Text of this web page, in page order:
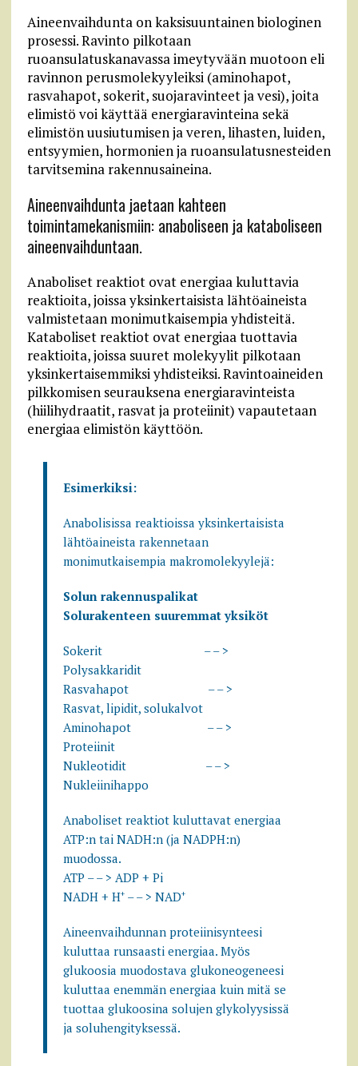
Aineenvaihdunta on kaksisuuntainen biologinen
prosessi. Ravinto pilkotaan
ruoansulatuskanavassa imeytyvään muotoon eli
ravinnon perusmolekyyleiksi (aminohapot,
rasvahapot, sokerit, suojaravinteet ja vesi), joita
elimistö voi käyttää energiaravinteina sekä
elimistön uusiutumisen ja veren, lihasten, luiden,
entsyymien, hormonien ja ruoansulatusnesteiden
tarvitsemina rakennusaineina.
Aineenvaihdunta jaetaan kahteen
toimintamekanismiin: anaboliseen ja kataboliseen
aineenvaihduntaan.
Anaboliset reaktiot ovat energiaa kuluttavia
reaktioita, joissa yksinkertaisista lähtöaineista
valmistetaan monimutkaisempia yhdisteitä.
Kataboliset reaktiot ovat energiaa tuottavia
reaktioita, joissa suuret molekyylit pilkotaan
yksinkertaisemmiksi yhdisteiksi. Ravintoaineiden
pilkkomisen seurauksena energiaravinteista
(hiilihydraatit, rasvat ja proteiinit) vapautetaan
energiaa elimistön käyttöön.
Esimerkiksi:
Anabolisissa reaktioissa yksinkertaisista
lähtöaineista rakennetaan
monimutkaisempia makromolekyylejä:
Solun rakennuspalikat
Solurakenteen suuremmat yksiköt
Sokerit – – >
Polysakkaridit
Rasvahapot – – >
Rasvat, lipidit, solukalvot
Aminohapot – – >
Proteiinit
Nukleotidit – – >
Nukleiinihappo
Anaboliset reaktiot kuluttavat energiaa
ATP:n tai NADH:n (ja NADPH:n)
muodossa.
ATP – – > ADP + Pi
NADH + H+– – > NAD+
Aineenvaihdunnan proteiinisynteesi
kuluttaa runsaasti energiaa. Myös
glukoosia muodostava glukoneogeneesi
kuluttaa enemmän energiaa kuin mitä se
tuottaa glukoosina solujen glykolyysissä
ja soluhengityksessä.